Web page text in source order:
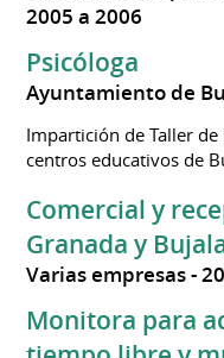
2005 a 2006
Psicóloga
Ayuntamiento de
Impartición de Taller
centros educativos de
Comercial y
Granada y
Varias empresas
Monitora para